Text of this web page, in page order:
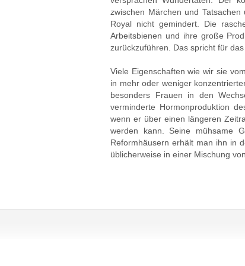
zwischen Märchen und
Royal nicht gemindert. Die
Arbeitsbienen und ihre große
zurückzuführen. Das spricht für
Viele Eigenschaften wie wir sie
in mehr oder weniger
besonders Frauen in den
verminderte Hormonproduktion
wenn er über einen längeren
werden kann. Seine mühsame
Reformhäusern erhält man ihn in
üblicherweise in einer Mischung